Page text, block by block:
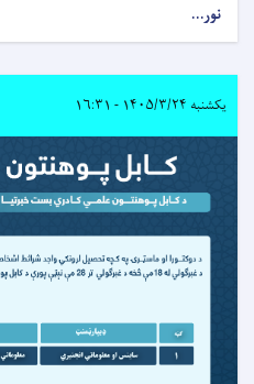
نور...
یکشنبه ۱۴۰۵/۳/۲۴ - ۱۶:۳۱